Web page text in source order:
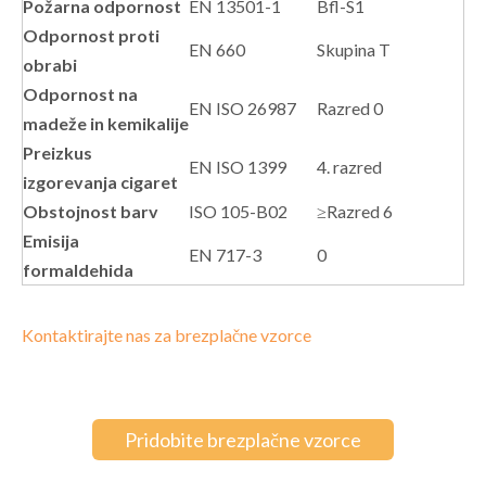
Požarna odpornost EN 13501-1
Bfl-S1
Odpornost proti
obrabi
EN 660 Skupina T
Odpornost na
madeže in kemikalije
EN ISO 26987 Razred 0
Preizkus
izgorevanja cigaret
EN ISO 1399 4. razred
Obstojnost barv ISO 105-B02
≥Razred 6
Emisija
formaldehida
EN 717-3 0
Kontaktirajte nas za brezplačne vzorce
Pridobite brezplačne vzorce